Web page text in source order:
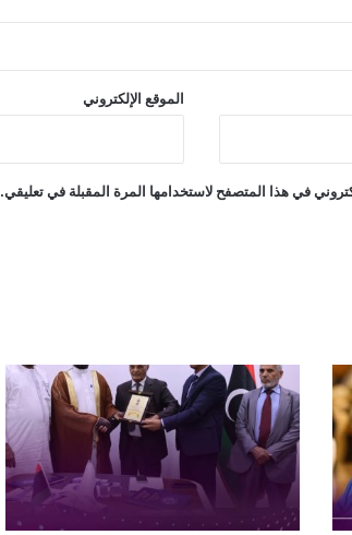
الموقع الإلكتروني
في هذا المتصفح لاستخدامها المرة المقبلة في تعليقي.